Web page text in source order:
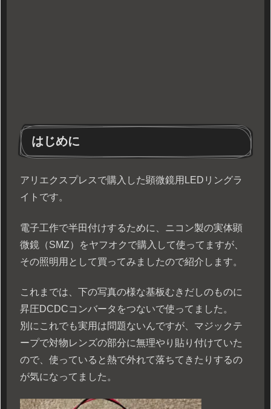
はじめに
アリエクスプレスで購入した顕微鏡用LEDリングラ
イトです。
電子工作で半田付けするために、ニコン製の実体顕
微鏡（SMZ）をヤフオクで購入して使ってますが、
その照明用として買ってみましたので紹介します。
これまでは、下の写真の様な基板むきだしのものに
昇圧DCDCコンバータをつないで使ってました。
別にこれでも実用は問題ないんですが、マジックテ
ープで対物レンズの部分に無理やり貼り付けていた
ので、使っていると熱で外れて落ちてきたりするの
が気になってました。